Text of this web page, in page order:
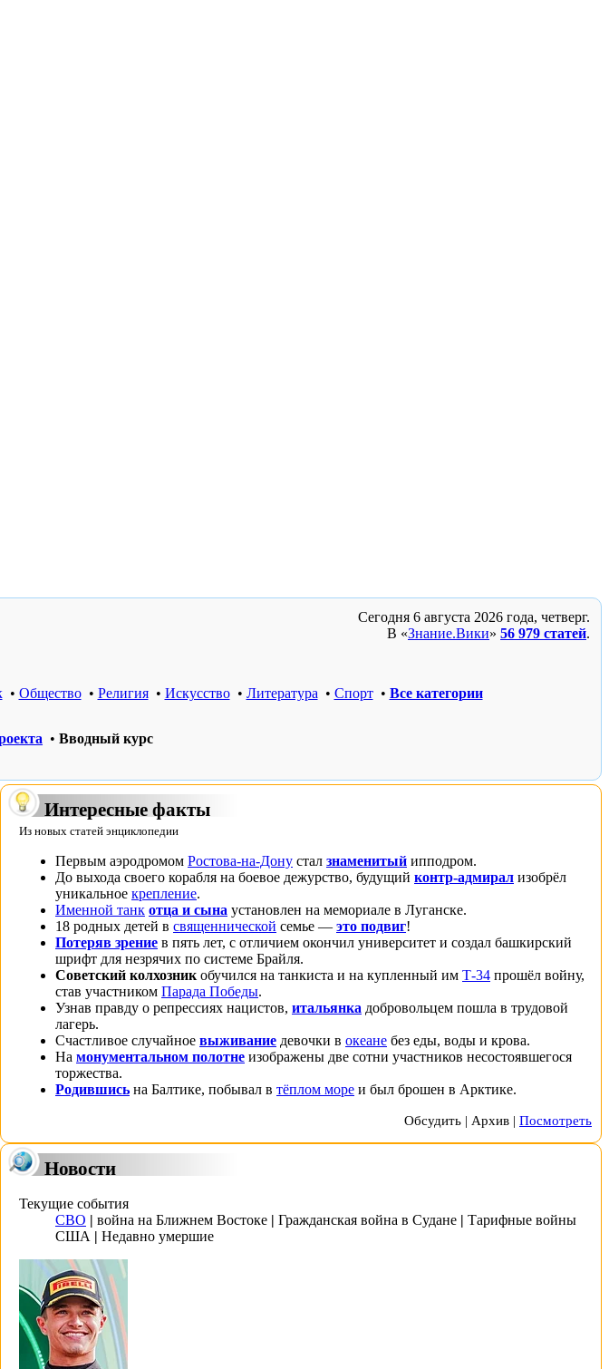
Сегодня 6 августа 2026 года, четверг.
В «Знание.Вики» 56 979 статей.
• Общество• Религия• Искусство• Литература • Спорт• Все категории
• Вводный курс
Интересные факты
Из новых статей энциклопедии
Первым аэродромом Ростова-на-Дону стал знаменитый ипподром.
До выхода своего корабля на боевое дежурство, будущий контр-адмирал изобрёл
уникальное крепление.
Именной танк отца и сына установлен на мемориале в Луганске.
18 родных детей в священнической семье — это подвиг!
Потеряв зрение в пять лет, с отличием окончил университет и создал башкирский
шрифт для незрячих по системе Брайля.
Советский колхозник обучился на танкиста и на купленный им Т-34 прошёл войну,
став участником Парада Победы.
Узнав правду о репрессиях нацистов, итальянка добровольцем пошла в трудовой
лагерь.
Счастливое случайное выживание девочки в океане без еды, воды и крова.
На монументальном полотне изображены две сотни участников несостоявшегося
торжества.
Родившись на Балтике, побывал в тёплом море и был брошен в Арктике.
Обсудить | Архив | Посмотреть
Новости
Текущие события
СВО | война на Ближнем Востоке | Гражданская война в Судане | Тарифные войны
США | Недавно умершие